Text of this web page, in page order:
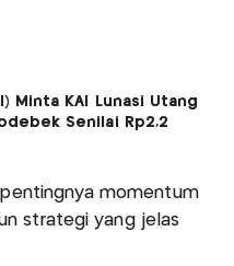
Minta KAI Lunasi Utang
Senilai Rp2,2
momentum
strategi yang jelas